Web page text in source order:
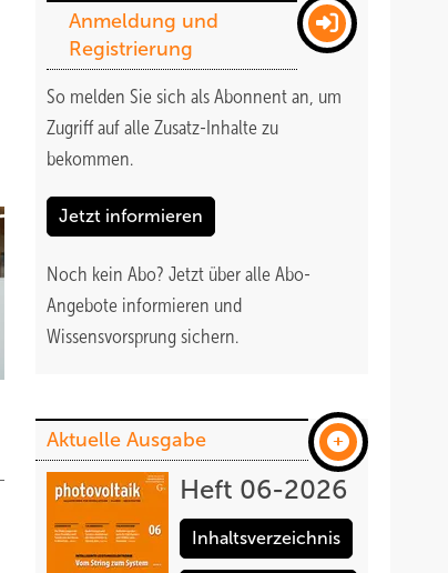
Anmeldung und
Registrierung
So melden Sie sich als Abonnent an, um
Zugriff auf alle Zusatz-Inhalte zu
bekommen.
Jetzt informieren
Noch kein Abo? Jetzt über alle Abo-
Angebote informieren und
Wissensvorsprung sichern.
Aktuelle Ausgabe
Heft 06-2026
Inhaltsverzeichnis